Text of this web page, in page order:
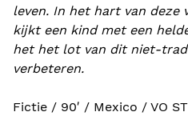
leven. In het hart van deze
kijkt een kind met een
het het lot van dit niet-
verbeteren.
Fictie / 90′ / Mexico / VO